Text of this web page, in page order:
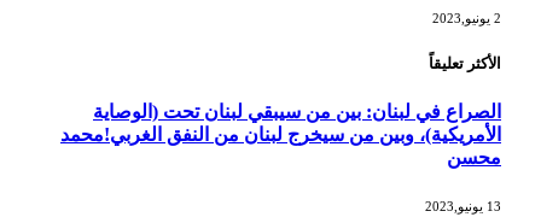
الأكثر تعليقاً
الصراع في لبنان: بين من سيبقي لبنان تحت (الوصاية
الأمريكية)، وبين من سيخرج لبنان من النفق الغربي!محمد
محسن
13 يونيو,2023